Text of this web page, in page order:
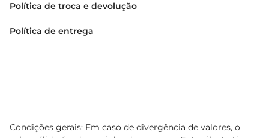
Política de troca e devolução
Política de entrega
Condições gerais: Em caso de divergência de valores, o